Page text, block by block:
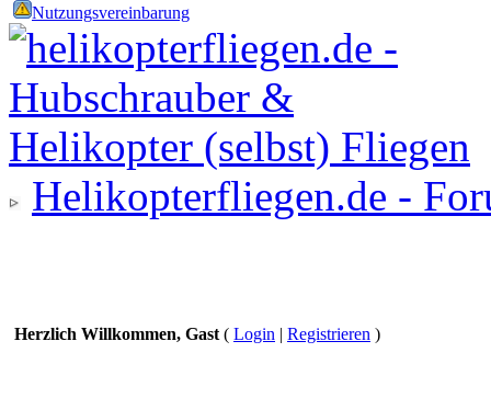
Nutzungsvereinbarung
Helikopterfliegen.de -
Herzlich Willkommen, Gast ( Login | Registrieren )